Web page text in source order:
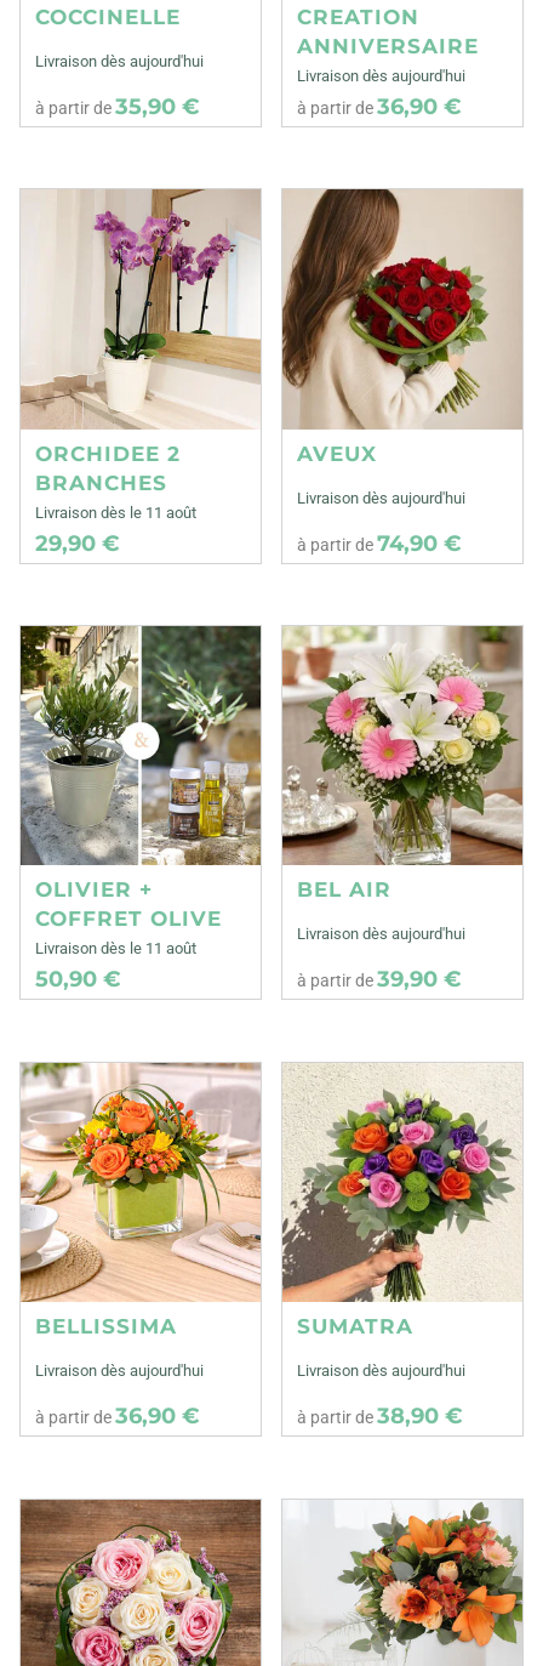
COCCINELLE
Livraison dès aujourd'hui
à partir de35,90 €
CREATION
ANNIVERSAIRE
Livraison dès aujourd'hui
à partir de36,90 €
ORCHIDEE 2
BRANCHES
Livraison dès le 11 août
29,90 €
AVEUX
Livraison dès aujourd'hui
à partir de74,90 €
OLIVIER +
COFFRET OLIVE
Livraison dès le 11 août
50,90 €
BEL AIR
Livraison dès aujourd'hui
à partir de39,90 €
BELLISSIMA
Livraison dès aujourd'hui
à partir de36,90 €
SUMATRA
Livraison dès aujourd'hui
à partir de38,90 €